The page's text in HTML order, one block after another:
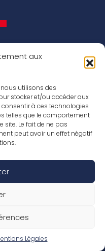
aux
utilisons des
stocker et/ou accéder aux
à ces technologies
telles que le comportement
site. Le fait de ne pas
peut avoir un effet négatif
Légales